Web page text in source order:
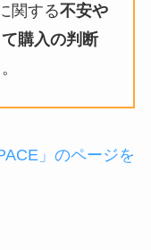
関する不安や
購入の判断
」のページを